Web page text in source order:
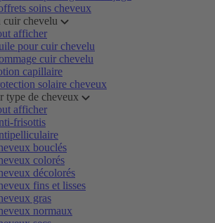
soins cheveux
cuir chevelu
afficher
pour cuir chevelu
cuir chevelu
capillaire
solaire cheveux
type de cheveux
afficher
frisottis
bouclés
colorés
décolorés
fins et lisses
gras
normaux